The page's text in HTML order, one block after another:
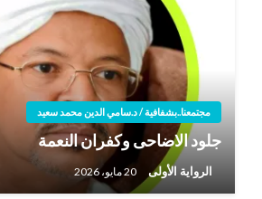
مجتمعنا..بشفافية / د.سامي الدين محمد سعيد
جلود الاضاحى وكفران النعمة
الرواية الأولى 20 مايو، 2026